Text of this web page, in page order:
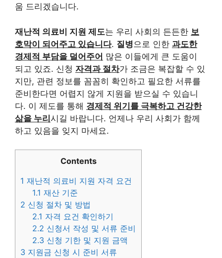
움 드리겠습니다.
재난적 의료비 지원 제도는 우리 사회의 든든한 보
호막이 되어주고 있습니다. 질병 으로 인한 과도한
경제적 부담을 덜어주어 많은 이들에게 큰 도움이
되고 있죠. 신청 자격과 절차가 조금은 복잡할 수 있
지만, 관련 정보를 꼼꼼히 확인하고 필요한 서류를
준비한다면 어렵지 않게 지원을 받으실 수 있습니
다. 이 제도를 통해 경제적 위기를 극복하고 건강한
삶을 누리시길 바랍니다. 언제나 우리 사회가 함께
하고 있음을 잊지 마세요.
Contents
1 재난적 의료비 지원 자격 요건
1.1 재산 기준
2 신청 절차 및 방법
2.1 자격 요건 확인하기
2.2 신청서 작성 및 서류 준비
2.3 신청 기한 및 지원 금액
3 지원금 신청 시 준비 서류